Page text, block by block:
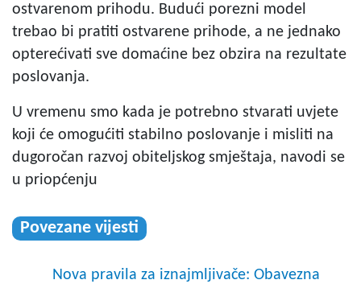
ostvarenom prihodu. Budući porezni model
trebao bi pratiti ostvarene prihode, a ne jednako
opterećivati sve domaćine bez obzira na rezultate
poslovanja.
U vremenu smo kada je potrebno stvarati uvjete
koji će omogućiti stabilno poslovanje i misliti na
dugoročan razvoj obiteljskog smještaja, navodi se
u priopćenju
Povezane vijesti
Nova pravila za iznajmljivače: Obavezna